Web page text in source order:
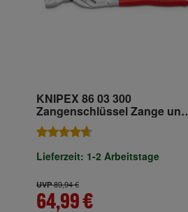
KNIPEX 86 03 300
Zangenschlüssel Zange und
Schraubenschlüssel in einem
Werkzeug verchromt 300 mm
Lieferzeit: 1-2 Arbeitstage
UVP89,94 €
64,99 €